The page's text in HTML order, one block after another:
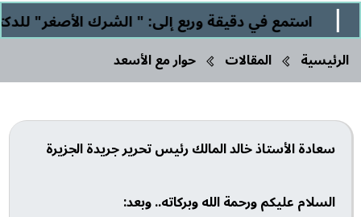
استمع في دقيقة وربع إلى: " الشرك الأصغر" للدكتور/
الرئيسية المقالات حوار مع الأسعد
سعادة الأستاذ خالد المالك رئيس تحرير جريدة الجزيرة
السلام عليكم ورحمة الله وبركاته.. وبعد: